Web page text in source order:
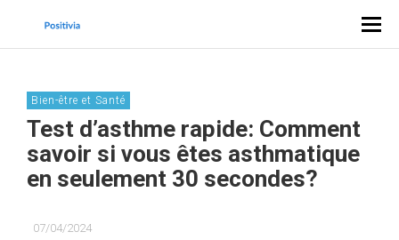
Bien-être et Santé
Test d’asthme rapide: Comment
savoir si vous êtes asthmatique
en seulement 30 secondes?
07/04/2024